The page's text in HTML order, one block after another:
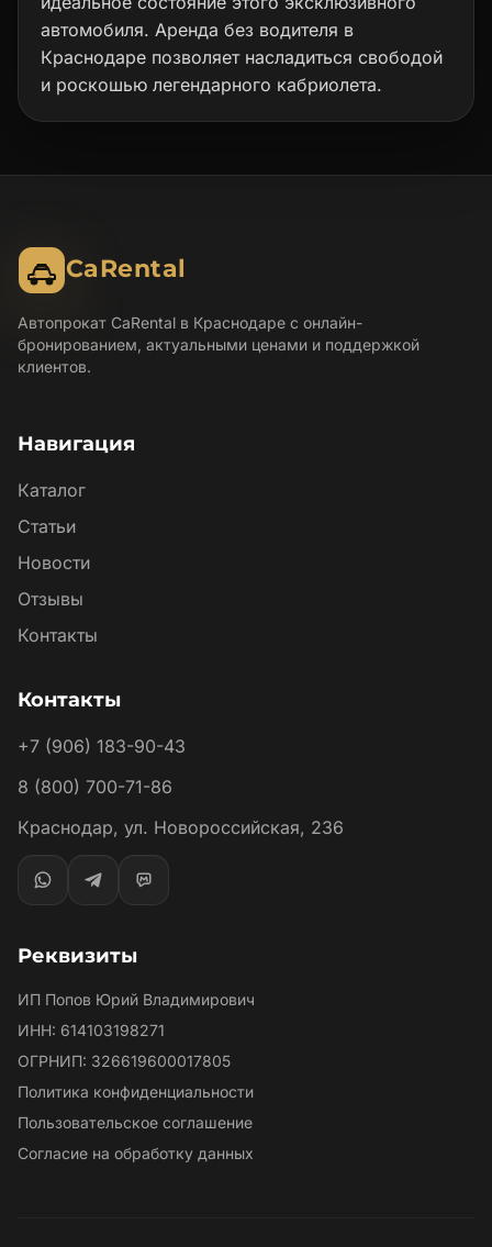
автомобиля. Аренда без водителя в
Краснодаре позволяет насладиться свободой
и роскошью легендарного кабриолета.
CaRental
Автопрокат CaRental в Краснодаре с онлайн-
бронированием, актуальными ценами и поддержкой
клиентов.
Навигация
Каталог
Статьи
Новости
Отзывы
Контакты
Контакты
+7 (906) 183-90-43
8 (800) 700-71-86
Краснодар, ул. Новороссийская, 236
Реквизиты
ИП Попов Юрий Владимирович
ИНН: 614103198271
ОГРНИП: 326619600017805
Политика конфиденциальности
Пользовательское соглашение
Согласие на обработку данных